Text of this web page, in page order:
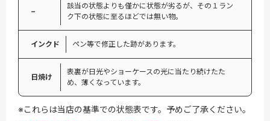
−
該当の状態よりも僅かに状態が劣るが、その１ラン
ク下の状態に至るほどでは無い物。
インクド ペン等で修正した跡があります。
日焼け
表裏が日光やショーケースの光に当たり続けたた
め、薄くなっています。
※これらは当店の基準での状態表です。予めご了承ください。